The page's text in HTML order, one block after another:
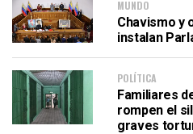
MUNDO
Chavismo y
instalan
POLÍTICA
Familiares
rompen el
graves